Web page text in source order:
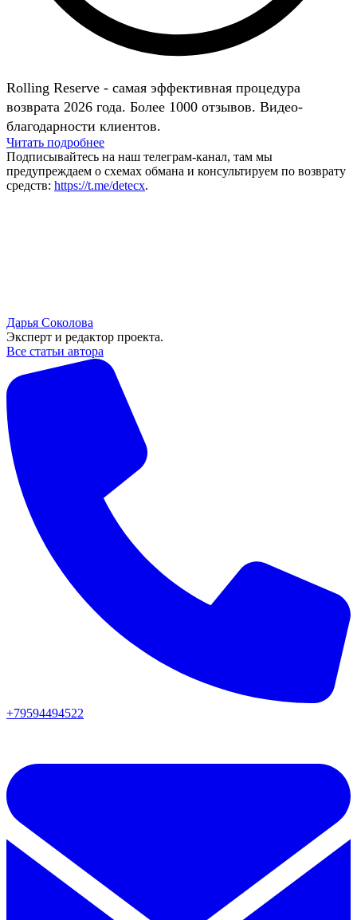
Rolling Reserve - самая эффективная процедура
возврата 2026 года. Более 1000 отзывов. Видео-
благодарности клиентов.
Читать подробнее
Подписывайтесь на наш телеграм-канал, там мы
предупреждаем о схемах обмана и консультируем по возврату
средств: https://t.me/detecx.
Дарья Соколова
Эксперт и редактор проекта.
Все статьи автора
+79594494522